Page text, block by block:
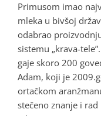
Primusom imao
mleka u bivšoj
odabrao
sistemu „krava-
gaje skoro 200
Adam, koji je
ortačkom
stečeno znanje i